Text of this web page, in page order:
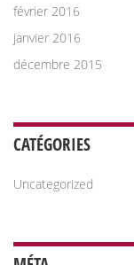
février 2016
janvier 2016
décembre 2015
CATÉGORIES
Uncategorized